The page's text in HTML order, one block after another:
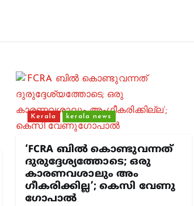
Kerala kerala news
‘FCRA ബിൽ കൊണ്ടുവന്നത്
ദുരുദ്ദേശ്യത്തോടെ; ഒരു
കാരണവശാലും അം​
ഗീകരിക്കില്ല’; കെസി വേണു​
ഗോപാൽ